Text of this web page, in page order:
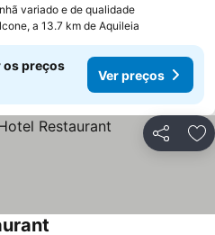
variado e de qualidade
a 13.7 km de Aquileia
os preços
Ver preços
Partilhar